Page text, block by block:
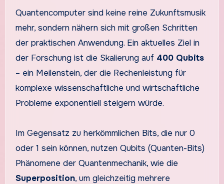
Quantencomputer sind keine reine Zukunftsmusik
mehr, sondern nähern sich mit großen Schritten
der praktischen Anwendung. Ein aktuelles Ziel in
der Forschung ist die Skalierung auf 400 Qubits
– ein Meilenstein, der die Rechenleistung für
komplexe wissenschaftliche und wirtschaftliche
Probleme exponentiell steigern würde.
Im Gegensatz zu herkömmlichen Bits, die nur 0
oder 1 sein können, nutzen Qubits (Quanten-Bits)
Phänomene der Quantenmechanik, wie die
Superposition, um gleichzeitig mehrere